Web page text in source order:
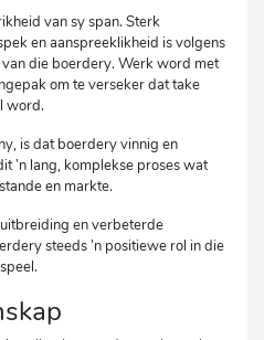
van sy span. Sterk
en aanspreeklikheid is volgens
die boerdery. Werk word met
om te verseker dat take
word.
is dat boerdery vinnig en
’n lang, komplekse proses wat
en markte.
en verbeterde
steeds ’n positiewe rol in die